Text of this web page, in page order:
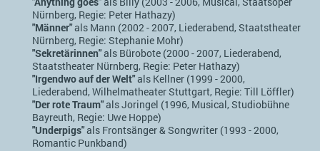
Nürnberg, Regie: Peter Hathazy)
"Männer"als Mann (2002 - 2007, Liederabend, Staatstheater
Nürnberg, Regie: Stephanie Mohr)
"Sekretärinnen"als Bürobote (2000 - 2007, Liederabend,
Staatstheater Nürnberg, Regie: Peter Hathazy)
"Irgendwo auf der Welt"als Kellner (1999 - 2000,
Liederabend, Wilhelmatheater Stuttgart, Regie: Till Löffler)
"Der rote Traum"als Joringel (1996, Musical, Studiobühne
Bayreuth, Regie: Uwe Hoppe)
"Underpigs"als Frontsänger & Songwriter (1993 - 2000,
Romantic Punkband)